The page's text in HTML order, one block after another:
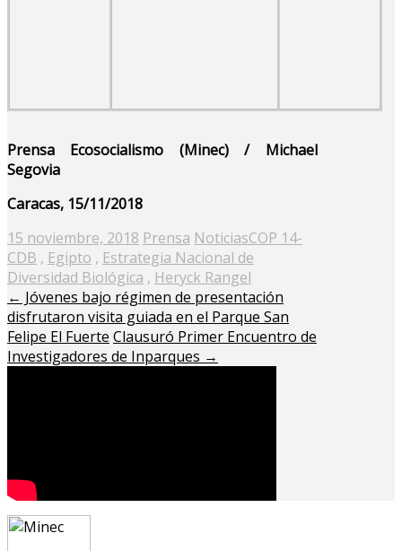
Prensa Ecosocialismo (Minec) / Michael
Segovia
Caracas, 15/11/2018
Posted
on
15 noviembre, 2018 Prensa NoticiasCOP 14-
CDB , Egipto , Estrategia Nacional de
Diversidad Biológica , Heryck Rangel
← Jóvenes bajo régimen de presentación
disfrutaron visita guiada en el Parque San
Felipe El Fuerte Clausuró Primer Encuentro de
Investigadores de Inparques →